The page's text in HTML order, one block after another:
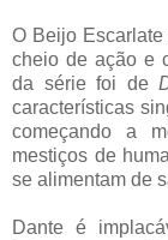
O Beijo
cheio de ação e
da série foi de
características
começando a
mestiços de
se alimentam de
Dante é